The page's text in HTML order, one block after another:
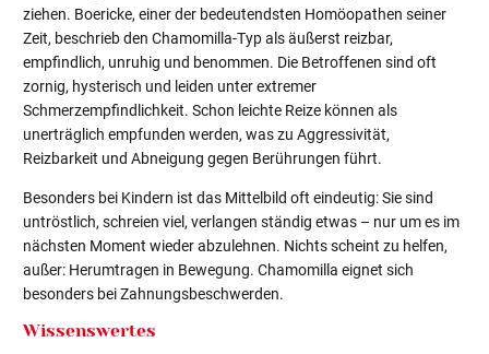
ziehen. Boericke, einer der bedeutendsten Homöopathen seiner
Zeit, beschrieb den Chamomilla-Typ als äußerst reizbar,
empfindlich, unruhig und benommen. Die Betroffenen sind oft
zornig, hysterisch und leiden unter extremer
Schmerzempfindlichkeit. Schon leichte Reize können als
unerträglich empfunden werden, was zu Aggressivität,
Reizbarkeit und Abneigung gegen Berührungen führt.
Besonders bei Kindern ist das Mittelbild oft eindeutig: Sie sind
untröstlich, schreien viel, verlangen ständig etwas – nur um es im
nächsten Moment wieder abzulehnen. Nichts scheint zu helfen,
außer: Herumtragen in Bewegung. Chamomilla eignet sich
besonders bei Zahnungsbeschwerden.
Wissenswertes